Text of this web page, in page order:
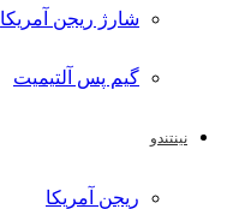
شارژ ریجن آمریکا
گیم پس آلتیمیت
نینتندو
ریجن آمریکا